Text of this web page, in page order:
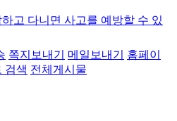
고 다니면 사고를 예방할 수 있
쪽지보내기 메일보내기
홈페이
검색 전체게시물